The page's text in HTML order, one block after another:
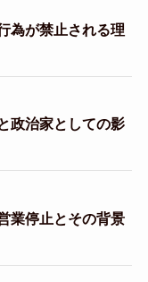
為が禁止される理
政治家としての影
業停止とその背景